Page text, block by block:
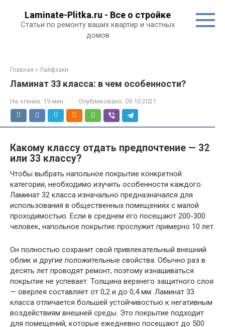
контенту
Laminate-Plitka.ru - Все о стройке
Статьи по ремонту ваших квартир и частных
домов
Главная » Лайфхаки
Ламинат 33 класса: в чем особенности?
На чтение: 19 мин Опубликовано: 09.10.2021
Какому классу отдать предпочтение — 32
или 33 классу?
Чтобы выбрать напольное покрытие конкретной
категории, необходимо изучить особенности каждого.
Ламинат 32 класса изначально предназначался для
использования в общественных помещениях с малой
проходимостью. Если в среднем его посещают 200-300
человек, напольное покрытие прослужит примерно 10 лет.
Он полностью сохранит свой привлекательный внешний
облик и другие положительные свойства. Обычно раз в
десять лет проводят ремонт, поэтому изнашиваться
покрытие не успевает. Толщина верхнего защитного слоя
— оверлея составляет от 0,2 и до 0,4 мм. Ламинат 33
класса отличается большей устойчивостью к негативным
воздействиям внешней среды. Это покрытие подходит
для помещений, которые ежедневно посещают до 500